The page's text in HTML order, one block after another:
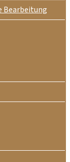
Bearbeitung